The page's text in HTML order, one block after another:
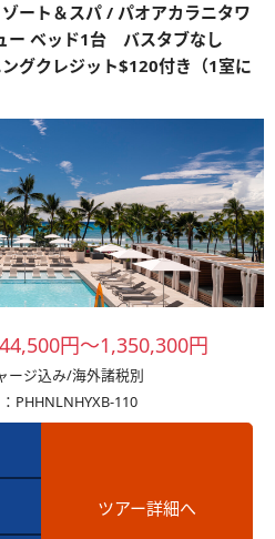
ート＆スパ / パオアカラニタワ
ベッド1台 バスタブなし
グクレジット$120付き（1室に
円～1,350,300円
ージ込み/海外諸税別
PHHNLNHYXB-110
ツアー詳細へ